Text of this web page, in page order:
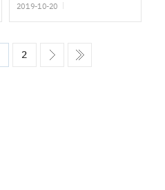
2019-10-20
2 ����������